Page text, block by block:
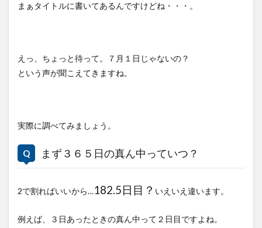
まぁタイトルに書いてあるんですけどね・・・。
えっ、ちょっと待って。７月１日じゃないの？
という声が聞こえてきますね。
実際に調べてみましょう。
まず３６５日の真ん中っていつ？
2で割ればいいから…182.5日目？ いえいえ違います。
例えば、３日あったときの真ん中って２日目ですよね。